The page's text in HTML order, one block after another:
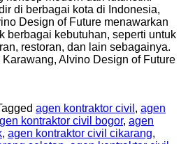
di berbagai kota di Indonesia,
Design of Future menawarkan
berbagai kebutuhan, seperti untuk
restoran, dan lain sebagainya.
Alvino Design of Future
agen kontraktor civil , agen
kontraktor civil bogor, agen
, agen kontraktor civil cikarang,